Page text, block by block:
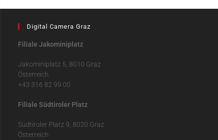
Digital Camera Graz
Filiale Jakominiplatz
Jakominiplatz 5, 8010 Graz
Österreich
+43 316 82 99 00
Filiale Südtiroler Platz
Südtiroler Platz 9, 8020 Graz
Österreich